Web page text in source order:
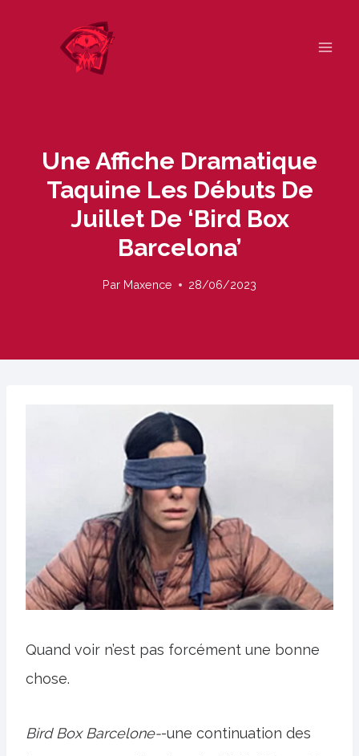
Une Affiche Dramatique
Taquine Les Débuts De
Juillet De ‘Bird Box
Barcelona’
Par Maxence 28/06/2023
Quand voir n’est pas forcément une bonne
chose.
Bird Box Barcelone--une continuation des